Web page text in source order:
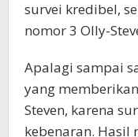
survei kredibel,
nomor 3 Olly-
Apalagi sampai
yang
Steven, karena
kebenaran. Hasil